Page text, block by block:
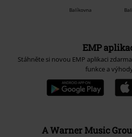
Balíkovna
EMP
Stáhněte si novou EMP aplikaci
funkce a
A Warner Music